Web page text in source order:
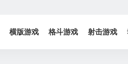
横版游戏 格斗游戏 射击游戏